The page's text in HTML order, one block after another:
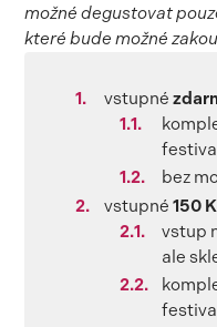
možné degustovat
které bude možné
vstupné
bez
vstupné 150
vstup
ale